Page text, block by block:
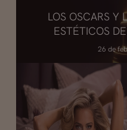
LOS OSCARS Y
ESTÉTICOS
26 de